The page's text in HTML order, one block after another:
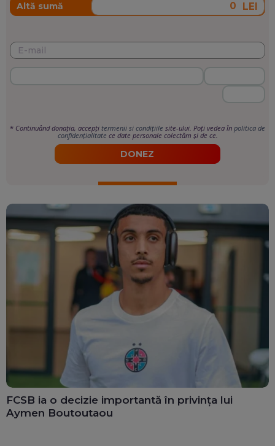
Altă sumă LEI
* Continuând donația, accepți termenii si condițiile site-ului. Poți vedea în politica de
confidențialitate ce date personale colectăm și de ce.
DONEZ
FCSB ia o decizie importantă în privința lui
Aymen Boutoutaou